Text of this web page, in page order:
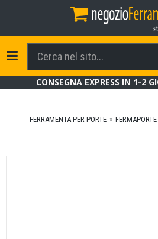
Toggle Navigation
CONSEGNA EXPRESS IN 1-2
FERRAMENTA PER PORTE